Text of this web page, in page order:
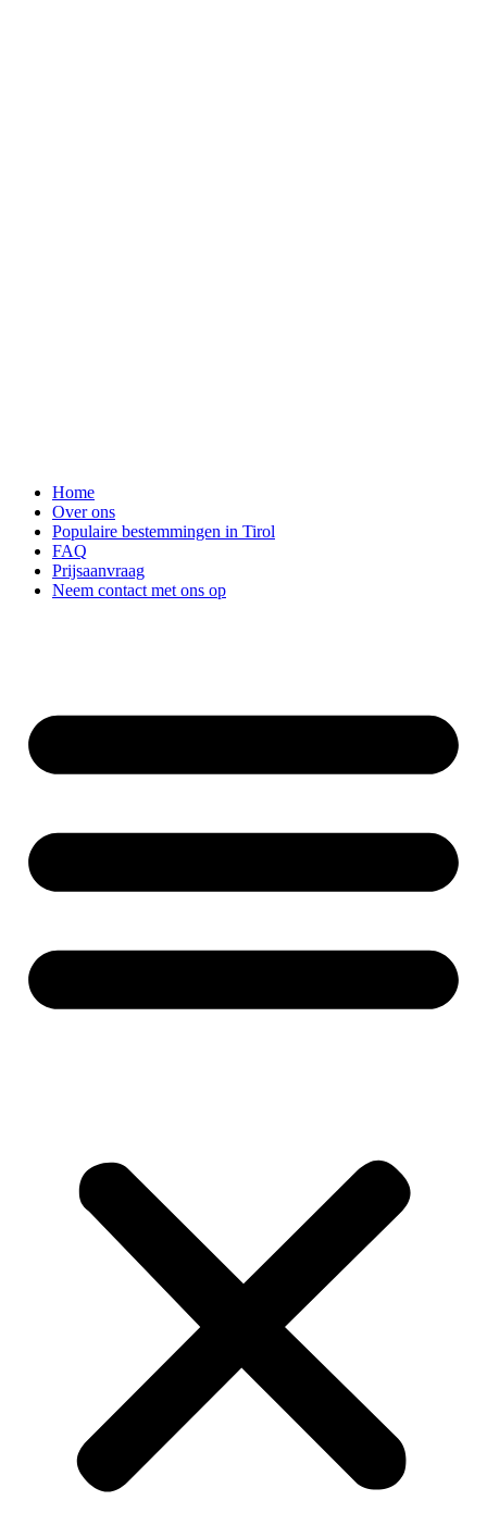
Home
Over ons
Populaire bestemmingen in Tirol
FAQ
Prijsaanvraag
Neem contact met ons op